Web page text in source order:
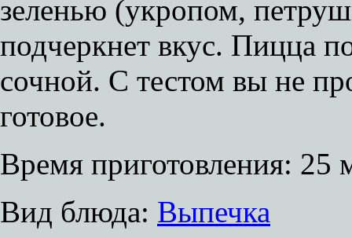
зеленью (укропом,
подчеркнет вкус. Пицца
сочной. С тестом вы не
готовое.
Время приготовления: 25
Вид блюда: Выпечка